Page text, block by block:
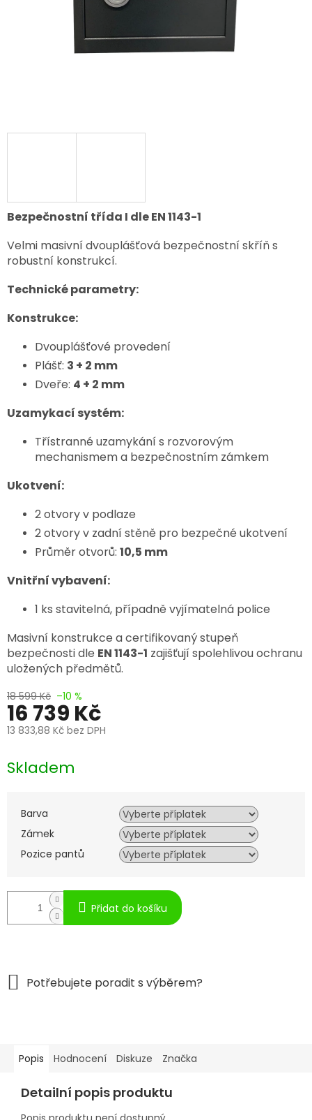
18 599 Kč –10 %
16 739 Kč
13 833,88 Kč bez DPH
cena:
Skladem
Barva
Zámek
Pozice pantů
Přidat do košíku
Bezpečnostní třída I dle EN 1143-1
Velmi masivní dvouplášťová bezpečnostní skříň s
robustní konstrukcí.
Technické parametry:
Konstrukce:
Dvouplášťové provedení
Plášť: 3 + 2 mm
Dveře: 4 + 2 mm
Uzamykací systém:
Třístranné uzamykání s rozvorovým
mechanismem a bezpečnostním zámkem
Ukotvení:
2 otvory v podlaze
2 otvory v zadní stěně pro bezpečné ukotvení
Průměr otvorů: 10,5 mm
Vnitřní vybavení:
1 ks stavitelná, případně vyjímatelná police
Masivní konstrukce a certifikovaný stupeň
bezpečnosti dle EN 1143-1 zajišťují spolehlivou ochranu
uložených předmětů.
Popis Hodnocení Diskuze Značka
Detailní popis produktu